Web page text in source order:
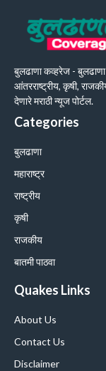
बुलढाणा कव्हरेज - बुलढाणा
आंतरराष्ट्रीय, कृषी,
देणारे मराठी न्यूज पोर्टल.
Categories
बुलढाणा
महाराष्ट्र
राष्ट्रीय
कृषी
राजकीय
बातमी पाठवा
Quakes Links
About Us
Contact Us
Disclaimer